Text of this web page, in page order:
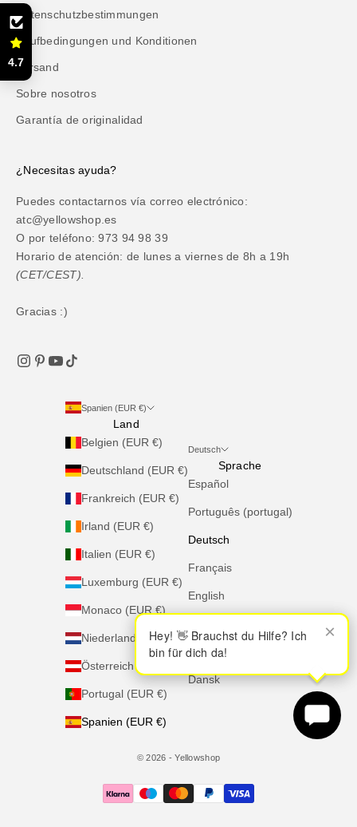
Datenschutzbestimmungen
Kaufbedingungen und Konditionen
Versand
Sobre nosotros
Garantía de originalidad
¿Necesitas ayuda?
Puedes contactarnos vía correo electrónico:
atc@yellowshop.es
O por teléfono: 973 94 98 39
Horario de atención: de lunes a viernes de 8h a 19h
(CET/CEST).
Gracias :)
Spanien (EUR €)
Land
Belgien (EUR €)
Deutschland (EUR €)
Frankreich (EUR €)
Irland (EUR €)
Italien (EUR €)
Luxemburg (EUR €)
Monaco (EUR €)
Niederlande (EUR €)
Österreich (EUR €)
Portugal (EUR €)
Spanien (EUR €)
Deutsch
Sprache
Español
Português (portugal)
Deutsch
Français
English
Nederlands
Dansk
© 2026 - Yellowshop
4.7
Hey! 👋 Brauchst du Hilfe? Ich
bin für dich da!
×
Hey! 👋 Brauchst du Hilfe? Ich
bin für dich da!
×